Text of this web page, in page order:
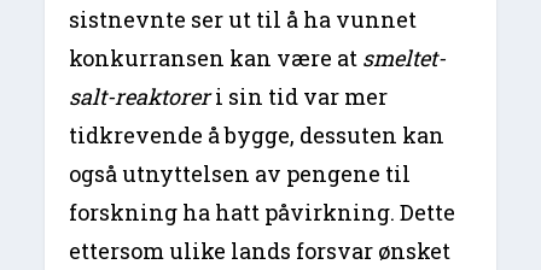
sistnevnte ser ut til å ha vunnet
konkurransen kan være at smeltet-
salt-reaktoreri sin tid var mer
tidkrevende å bygge, dessuten kan
også utnyttelsen av pengene til
forskning ha hatt påvirkning. Dette
ettersom ulike lands forsvar ønsket